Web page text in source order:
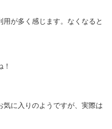
が多く感じます。なくなると
気に入りのようですが、実際は